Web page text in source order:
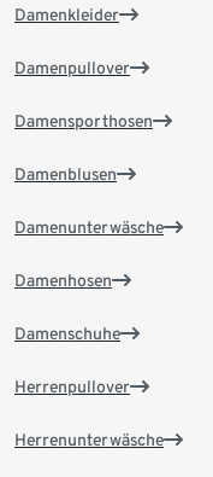
Damenkleider
Damenpullover
Damensporthosen
Damenblusen
Damenunterwäsche
Damenhosen
Damenschuhe
Herrenpullover
Herrenunterwäsche